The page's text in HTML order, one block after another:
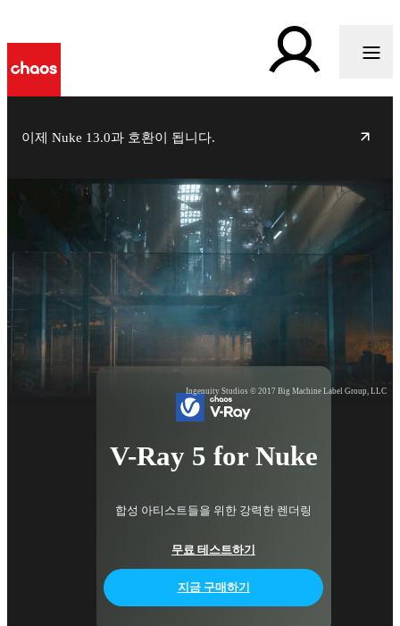
이제 Nuke 13.0과 호환이 됩니다.
Ingenuity Studios © 2017 Big Machine Label Group, LLC
V-Ray 5 for Nuke
합성 아티스트들을 위한 강력한 렌더링
무료 테스트하기
지금 구매하기